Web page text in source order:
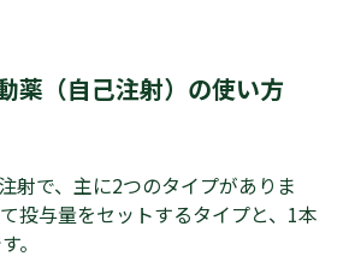
薬（自己注射）の使い方
射で、主に2つのタイプがありま
投与量をセットするタイプと、1本
。